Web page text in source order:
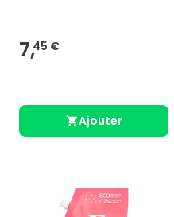
7,45 €
Ajouter